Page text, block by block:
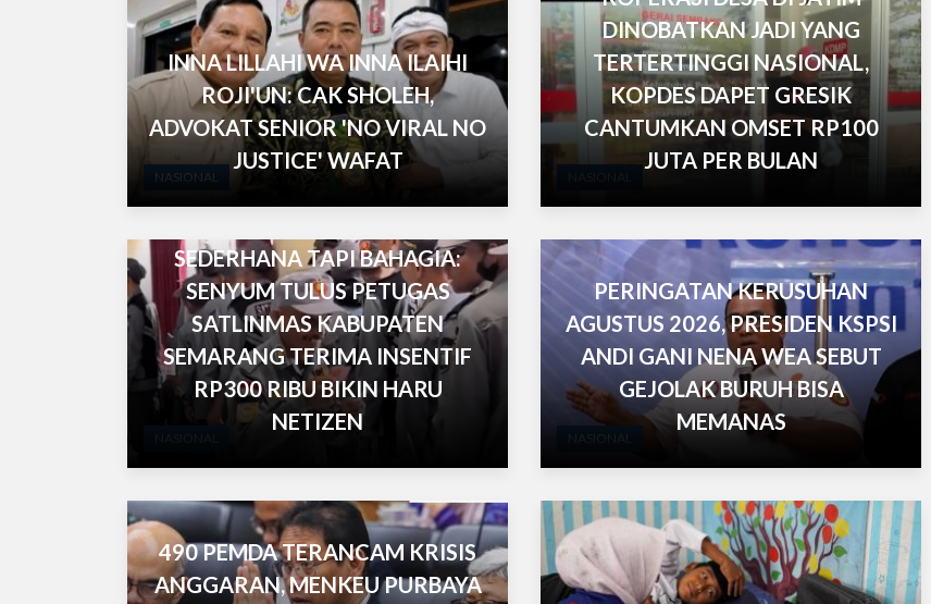
NASIONAL
INNA LILLAHI WA INNA ILAIHI
ROJI'UN: CAK SHOLEH,
ADVOKAT SENIOR 'NO VIRAL NO
JUSTICE' WAFAT
DINOBATKAN JADI YANG
TERTERTINGGI NASIONAL,
KOPDES DAPET GRESIK
CANTUMKAN OMSET RP100
JUTA PER BULAN
SEDERHANA TAPI BAHAGIA:
SENYUM TULUS PETUGAS
SATLINMAS KABUPATEN
SEMARANG TERIMA INSENTIF
RP300 RIBU BIKIN HARU
NETIZEN
NASIONAL
PERINGATAN KERUSUHAN
AGUSTUS 2026, PRESIDEN KSPSI
ANDI GANI NENA WEA SEBUT
GEJOLAK BURUH BISA
MEMANAS
490 PEMDA TERANCAM KRISIS
ANGGARAN, MENKEU PURBAYA